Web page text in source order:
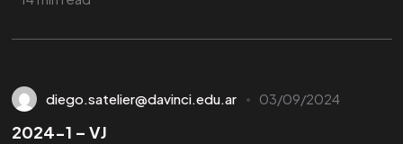
diego.satelier@davinci.edu.ar 03/09/2024
2024-1 – VJ